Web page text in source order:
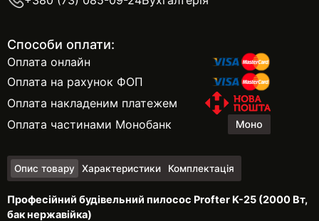
Способи оплати:
Оплата онлайн
Оплата на рахунок ФОП
Оплата накладеним платежем
Оплата частинами Монобанк
Опис товару Характеристики Комплектація
Професійний будівельний пилосос Profter K-25 (2000 Вт,
бак нержавійка)